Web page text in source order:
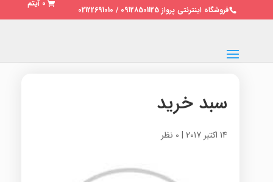
فروشگاه اینترنتی پرواز 09128501125 / 02122691010
0 آیتم
سبد خرید
14 اکتبر 2017 | 0 نظر